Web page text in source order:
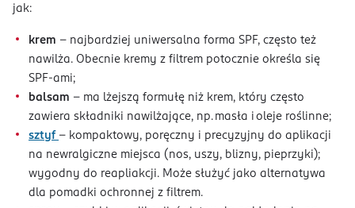
jak:
krem – najbardziej uniwersalna forma SPF, często też
nawilża. Obecnie kremy z filtrem potocznie określa się
SPF-ami;
balsam – ma lżejszą formułę niż krem, który często
zawiera składniki nawilżające, np. masła i oleje roślinne;
sztyf – kompaktowy, poręczny i precyzyjny do aplikacji
na newralgiczne miejsca (nos, uszy, blizny, pieprzyki);
wygodny do reapliakcji. Może służyć jako alternatywa
dla pomadki ochronnej z filtrem.